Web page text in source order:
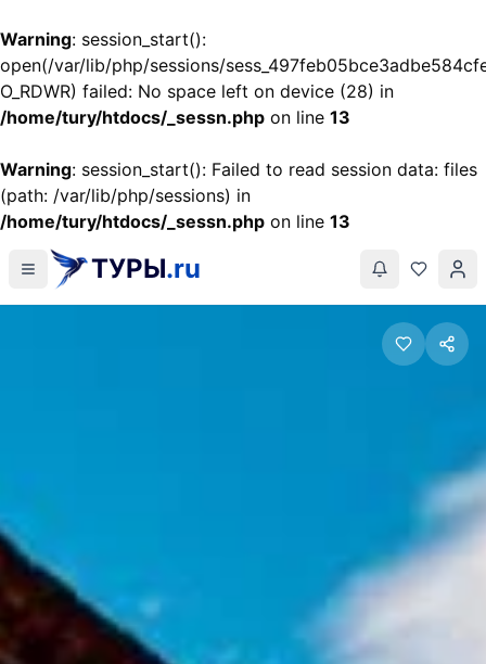
Warning: session_start():
open(/var/lib/php/sessions/
O_RDWR) failed: No space left on device (28) in
/home/tury/htdocs/_sessn.php on line 13
Warning: session_start(): Failed to read session data: files
(path: /var/lib/php/sessions) in
/home/tury/htdocs/_sessn.php on line 13
ТУРЫ.ru